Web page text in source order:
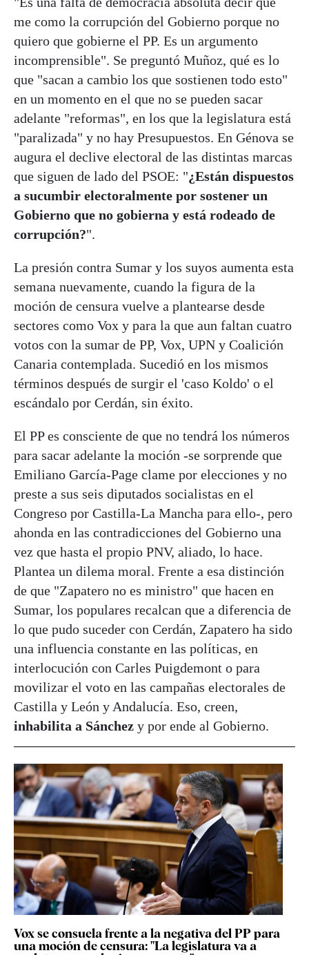
me como la corrupción del Gobierno porque no
quiero que gobierne el PP. Es un argumento
incomprensible". Se preguntó Muñoz, qué es lo
que "sacan a cambio los que sostienen todo esto"
en un momento en el que no se pueden sacar
adelante "reformas", en los que la legislatura está
"paralizada" y no hay Presupuestos. En Génova se
augura el declive electoral de las distintas marcas
que siguen de lado del PSOE: "¿Están dispuestos
a sucumbir electoralmente por sostener un
Gobierno que no gobierna y está rodeado de
corrupción?".
La presión contra Sumar y los suyos aumenta esta
semana nuevamente, cuando la figura de la
moción de censura vuelve a plantearse desde
sectores como Vox y para la que aun faltan cuatro
votos con la sumar de PP, Vox, UPN y Coalición
Canaria contemplada. Sucedió en los mismos
términos después de surgir el 'caso Koldo' o el
escándalo por Cerdán, sin éxito.
El PP es consciente de que no tendrá los números
para sacar adelante la moción -se sorprende que
Emiliano García-Page clame por elecciones y no
preste a sus seis diputados socialistas en el
Congreso por Castilla-La Mancha para ello-, pero
ahonda en las contradicciones del Gobierno una
vez que hasta el propio PNV, aliado, lo hace.
Plantea un dilema moral. Frente a esa distinción
de que "Zapatero no es ministro" que hacen en
Sumar, los populares recalcan que a diferencia de
lo que pudo suceder con Cerdán, Zapatero ha sido
una influencia constante en las políticas, en
interlocución con Carles Puigdemont o para
movilizar el voto en las campañas electorales de
Castilla y León y Andalucía. Eso, creen,
inhabilita a Sánchez y por ende al Gobierno.
Vox se consuela frente a la negativa del PP para
una moción de censura: "La legislatura va a